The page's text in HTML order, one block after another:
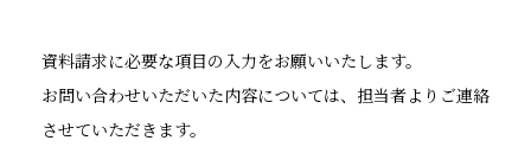
資料請求に必要な項目の入力をお願いいたします。
お問い合わせいただいた内容については、担当者よりご連絡
させていただきます。